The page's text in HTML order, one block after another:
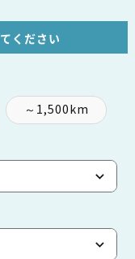
ください
～1,500km